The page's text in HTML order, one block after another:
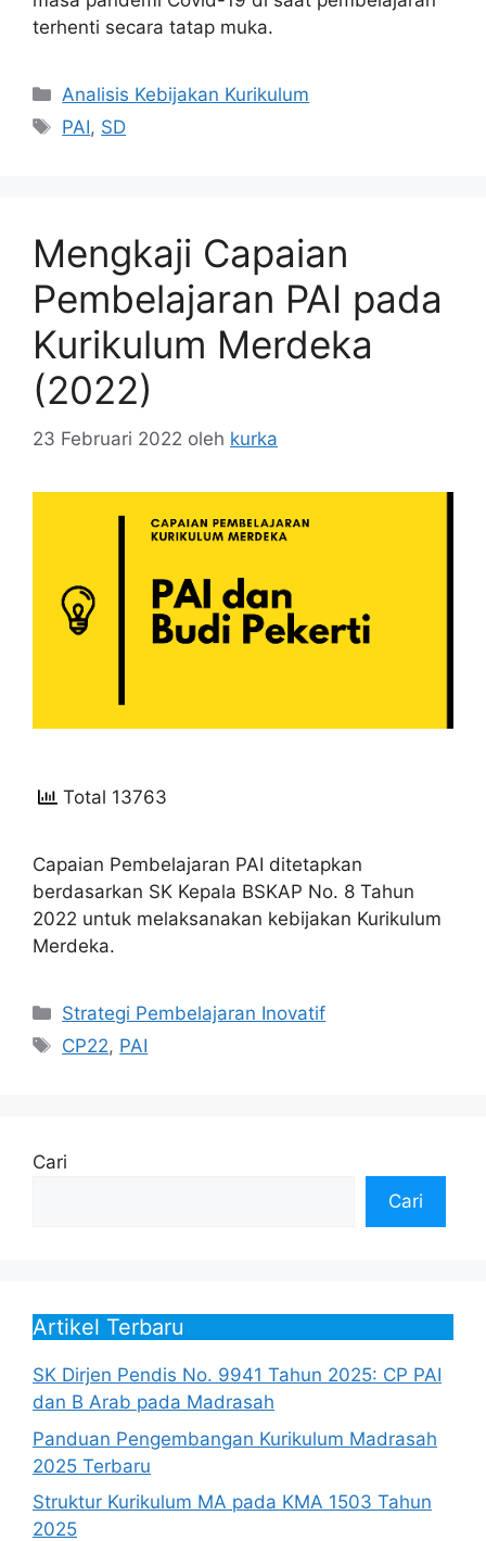
terhenti secara tatap muka.
Kategori
Analisis Kebijakan Kurikulum
Tag
PAI, SD
Mengkaji Capaian
Pembelajaran PAI pada
Kurikulum Merdeka
(2022)
23 Februari 2022 oleh kurka
Total 13763
Capaian Pembelajaran PAI ditetapkan
berdasarkan SK Kepala BSKAP No. 8 Tahun
2022 untuk melaksanakan kebijakan Kurikulum
Merdeka.
Kategori
Strategi Pembelajaran Inovatif
Tag
CP22, PAI
Cari
Cari
Artikel Terbaru
SK Dirjen Pendis No. 9941 Tahun 2025: CP PAI
dan B Arab pada Madrasah
Panduan Pengembangan Kurikulum Madrasah
2025 Terbaru
Struktur Kurikulum MA pada KMA 1503 Tahun
2025